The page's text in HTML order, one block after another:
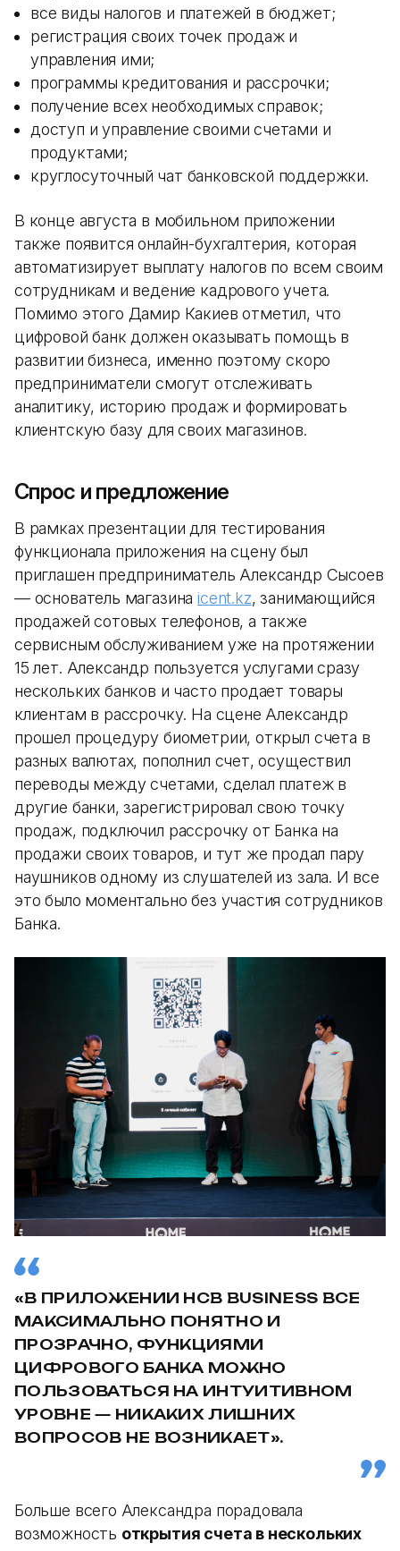
все виды налогов и платежей в бюджет;
регистрация своих точек продаж и
управления ими;
программы кредитования и рассрочки;
получение всех необходимых справок;
доступ и управление своими счетами и
продуктами;
круглосуточный чат банковской поддержки.
В конце августа в мобильном приложении
также появится онлайн-бухгалтерия, которая
автоматизирует выплату налогов по всем своим
сотрудникам и ведение кадрового учета.
Помимо этого Дамир Какиев отметил, что
цифровой банк должен оказывать помощь в
развитии бизнеса, именно поэтому скоро
предприниматели смогут отслеживать
аналитику, историю продаж и формировать
клиентскую базу для своих магазинов.
Спрос и предложение
В рамках презентации для тестирования
функционала приложения на сцену был
приглашен предприниматель Александр Сысоев
— основатель магазинаicent.kz, занимающийся
продажей сотовых телефонов, а также
сервисным обслуживанием уже на протяжении
15 лет. Александр пользуется услугами сразу
нескольких банков и часто продает товары
клиентам в рассрочку. На сцене Александр
прошел процедуру биометрии, открыл счета в
разных валютах, пополнил счет, осуществил
переводы между счетами, сделал платеж в
другие банки, зарегистрировал свою точку
продаж, подключил рассрочку от Банка на
продажи своих товаров, и тут же продал пару
наушников одному из слушателей из зала. И все
это было моментально без участия сотрудников
Банка.
«В ПРИЛОЖЕНИИ HCB BUSINESS ВСЕ
МАКСИМАЛЬНО ПОНЯТНО И
ПРОЗРАЧНО, ФУНКЦИЯМИ
ЦИФРОВОГО БАНКА МОЖНО
ПОЛЬЗОВАТЬСЯ НА ИНТУИТИВНОМ
УРОВНЕ — НИКАКИХ ЛИШНИХ
ВОПРОСОВ НЕ ВОЗНИКАЕТ».
Больше всего Александра порадовала
возможность открытия счета в нескольких